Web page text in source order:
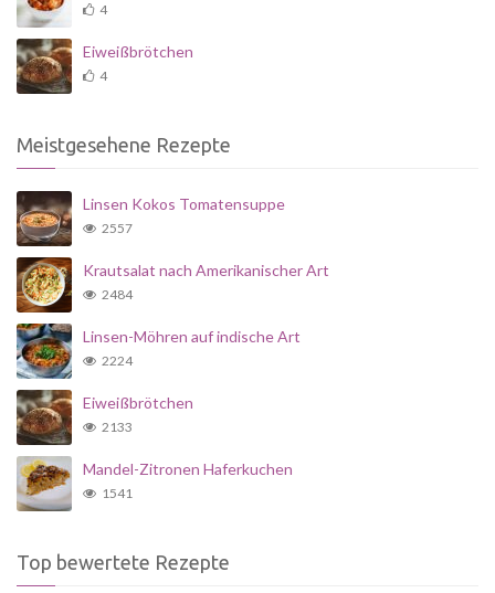
4
Eiweißbrötchen
4
Meistgesehene Rezepte
Linsen Kokos Tomatensuppe
2557
Krautsalat nach Amerikanischer Art
2484
Linsen-Möhren auf indische Art
2224
Eiweißbrötchen
2133
Mandel-Zitronen Haferkuchen
1541
Top bewertete Rezepte